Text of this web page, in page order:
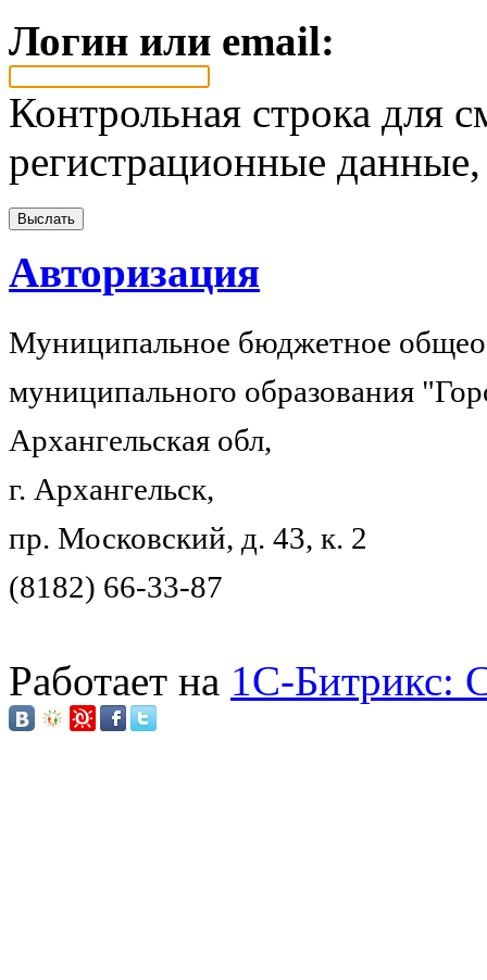
Логин или email:
Контрольная строка для
регистрационные
Авторизация
Муниципальное бюджетное
муниципального образования
Архангельская обл,
г. Архангельск,
пр. Московский, д. 43, к. 2
(8182) 66-33-87
Работает на 1C-Битрикс: